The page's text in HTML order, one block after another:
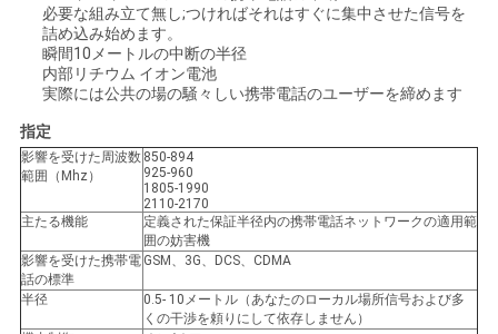
事
例
ブ
ロ
必要な組み立て無し;つければそれはすぐに集中させた信号を
詰め込み始めます。
瞬間10メートルの中断の半径
内部リチウム イオン電池
実際には公共の場の騒々しい携帯電話のユーザーを締めます
指定
影響を受けた周波数
範囲（Mhz）
850-894
925-960
1805-1990
2110-2170
主たる機能
定義された保証半径内の携帯電話ネットワークの適用範
囲の妨害機
影響を受けた携帯電
話の標準
GSM、3G、DCS、CDMA
半径
0.5- 10メートル（あなたのローカル場所信号および多
くの干渉を頼りにして依存しません）